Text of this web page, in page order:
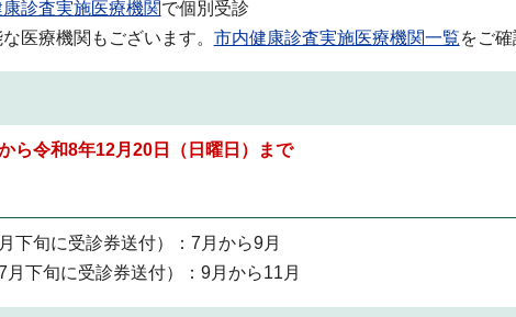
診査実施医療機関で個別受診
医療機関もございます。 市内健康診査実施医療機関一覧をご確
ら令和8年12月20日（日曜日）まで
下旬に受診券送付）：7月から9月
下旬に受診券送付）：9月から11月